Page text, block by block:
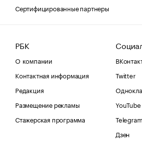
Сертифицированные партнеры
РБК
О компании
Контактная информация
Редакция
Размещение рекламы
Стажерская программа
Twitter
YouTube
Telegram
Дзен